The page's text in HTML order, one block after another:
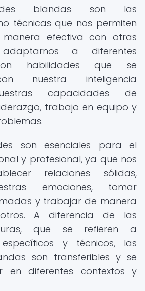
blandas son las
técnicas que nos permiten
efectiva con otras
a diferentes
habilidades que se
nuestra inteligencia
capacidades de
trabajo en equipo y
son esenciales para el
y profesional, ya que nos
relaciones sólidas,
emociones, tomar
y trabajar de manera
A diferencia de las
que se refieren a
específicos y técnicos, las
son transferibles y se
en diferentes contextos y